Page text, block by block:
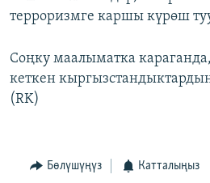
терроризмге каршы күрөш
Соңку маалыматка
кеткен
(RK)
Бөлүшүңүз Катталыңыз